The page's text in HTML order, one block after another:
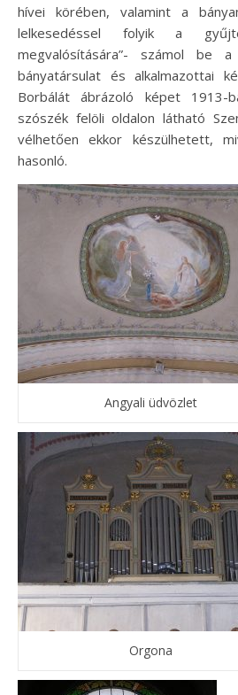
hívei körében, valamint a
lelkesedéssel folyik a
megvalósítására”- számol be
bányatársulat és alkalmazottai
Borbálát ábrázoló képet 1913-
szószék felöli oldalon látható
vélhetően ekkor készülhetett,
hasonló.
Angyali üdvözlet
Orgona